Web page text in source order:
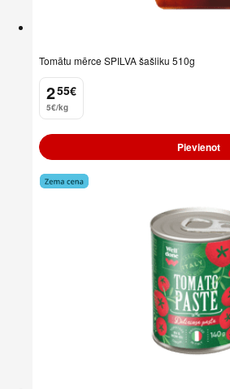
Tomātu mērce SPILVA šašliku 510g
2
. 55€
5€/kg
Pievienot